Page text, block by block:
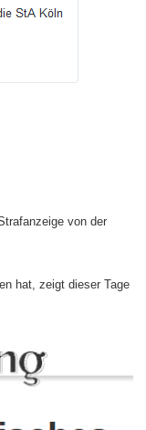
von der
hat, zeigt dieser Tage